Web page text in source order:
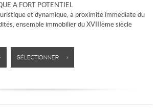
A FORT POTENTIEL
et dynamique, à proximité immédiate du
ensemble immobilier du XVIIIème siècle
SÉLECTIONNER >